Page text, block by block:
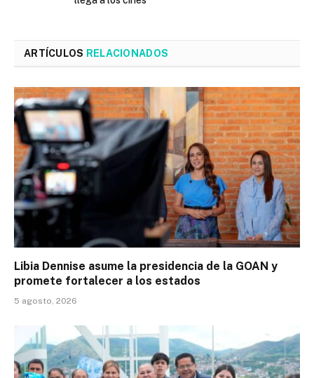
ARTÍCULOS RELACIONADOS
Libia Dennise asume la presidencia de la GOAN y
promete fortalecer a los estados
5 agosto, 2026